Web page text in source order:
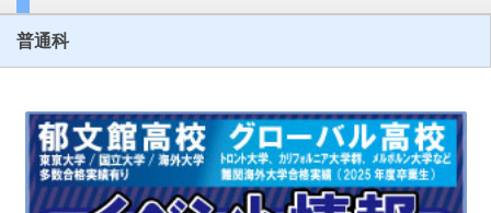
ブックマークした学校
普通科